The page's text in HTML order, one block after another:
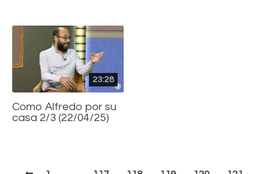
23:28
Como Alfredo por su
casa 2/3 (22/04/25)